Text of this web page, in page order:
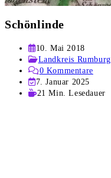
Schönlinde
Beitrag
veröffentlicht:
10. Mai 2018
Beitrags-
Kategorie:
Landkreis Rumburg
Beitrags-
Kommentare:
0 Kommentare
Beitrag
zuletzt
7. Januar 2025
Lesedauer:
21 Min. Lesedauer